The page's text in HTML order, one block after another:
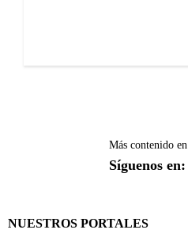
Más contenido en
Síguenos en:
NUESTROS PORTALES